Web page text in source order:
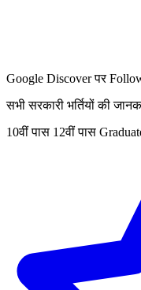
Google Discover पर
सभी सरकारी भर्तियों की
10वीं पास 12वीं पास